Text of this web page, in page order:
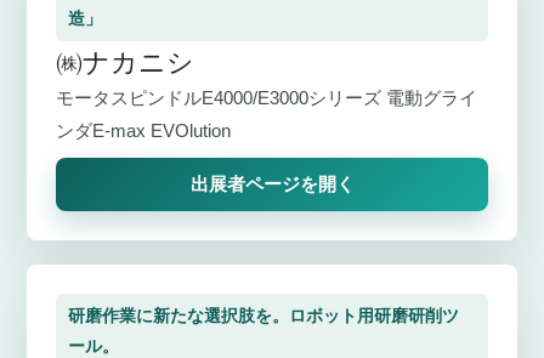
造」
㈱ナカニシ
モータスピンドルE4000/E3000シリーズ 電動グライ
ンダE-max EVOlution
出展者ページを開く
研磨作業に新たな選択肢を。ロボット用研磨研削ツ
ール。